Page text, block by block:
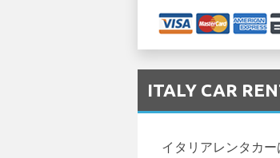
ITALY CAR
イタリアレンタカ